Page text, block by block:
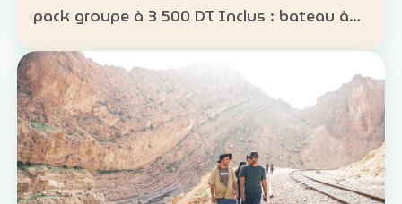
pack groupe à 3 500 DT Inclus : bateau à
disposition, transfert, activités nautiques
et déjeuner selon la formule convenue Août
2026 : complet…